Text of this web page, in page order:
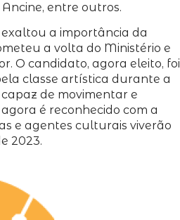
entre outros.
a importância da
a volta do Ministério e
O candidato, agora eleito, foi
classe artística durante a
de movimentar e
é reconhecido com a
e agentes culturais viverão
2023.